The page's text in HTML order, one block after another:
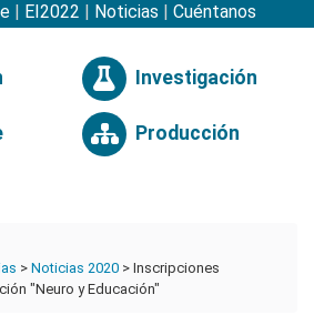
| EI2022 | Noticias | Cuéntanos
Investigación
Producción
> Noticias 2020 > Inscripciones
"Neuro y Educación"